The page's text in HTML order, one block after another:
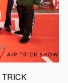
TRICK